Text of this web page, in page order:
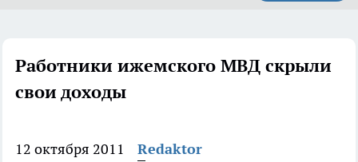
Работники ижемского МВД скрыли
свои доходы
12 октября 2011 Redaktor